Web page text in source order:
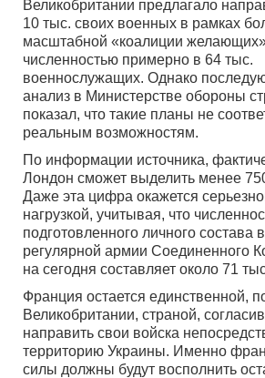
Великобритании предлагало
10 тыс. своих военных в рамках
масштабной «коалиции
численностью примерно в 64 тыс.
военнослужащих. Однако
анализ в Министерстве обороны
показал, что такие планы не
реальным возможностям.
По информации источника,
Лондон сможет выделить менее
Даже эта цифра окажется
нагрузкой, учитывая, что
подготовленного личного состава в
регулярной армии Соединенного
на сегодня составляет около 71
Франция остается единственной,
Великобритании, страной,
направить свои войска
территорию Украины. Именно
силы должны будут восполнить